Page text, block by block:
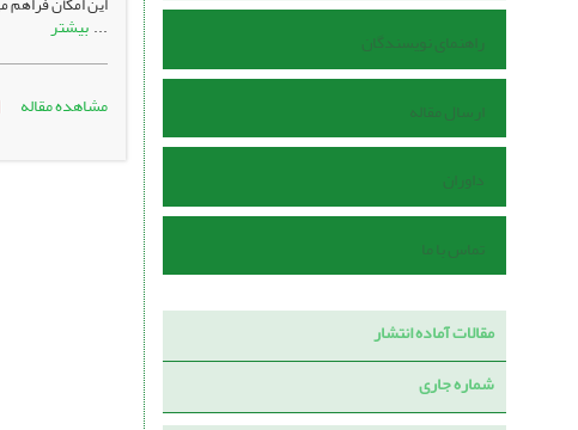
راهنمای نویسندگان
ارسال مقاله
داوران
تماس با ما
مقالات آماده انتشار
شماره جاری
...بیشتر
مشاهده مقاله